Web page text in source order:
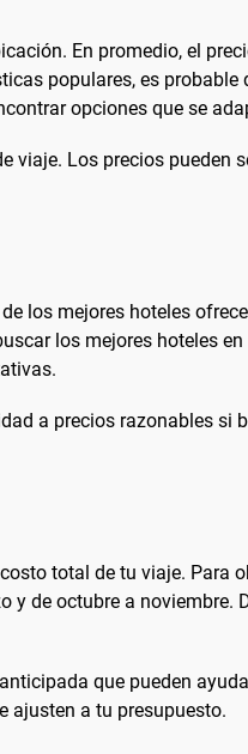
En promedio, el
populares, es
opciones que se
viaje. Los precios pueden
los mejores hoteles
los mejores hoteles
a precios razonables si
total de tu viaje. Para
y de octubre a noviembre.
que pueden
ajusten a tu presupuesto.